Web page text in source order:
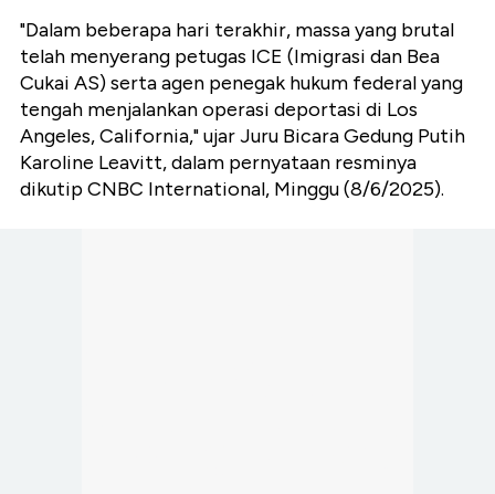
"Dalam beberapa hari terakhir, massa yang brutal
telah menyerang petugas ICE (Imigrasi dan Bea
Cukai AS) serta agen penegak hukum federal yang
tengah menjalankan operasi deportasi di Los
Angeles, California," ujar Juru Bicara Gedung Putih
Karoline Leavitt, dalam pernyataan resminya
dikutip CNBC International, Minggu (8/6/2025).